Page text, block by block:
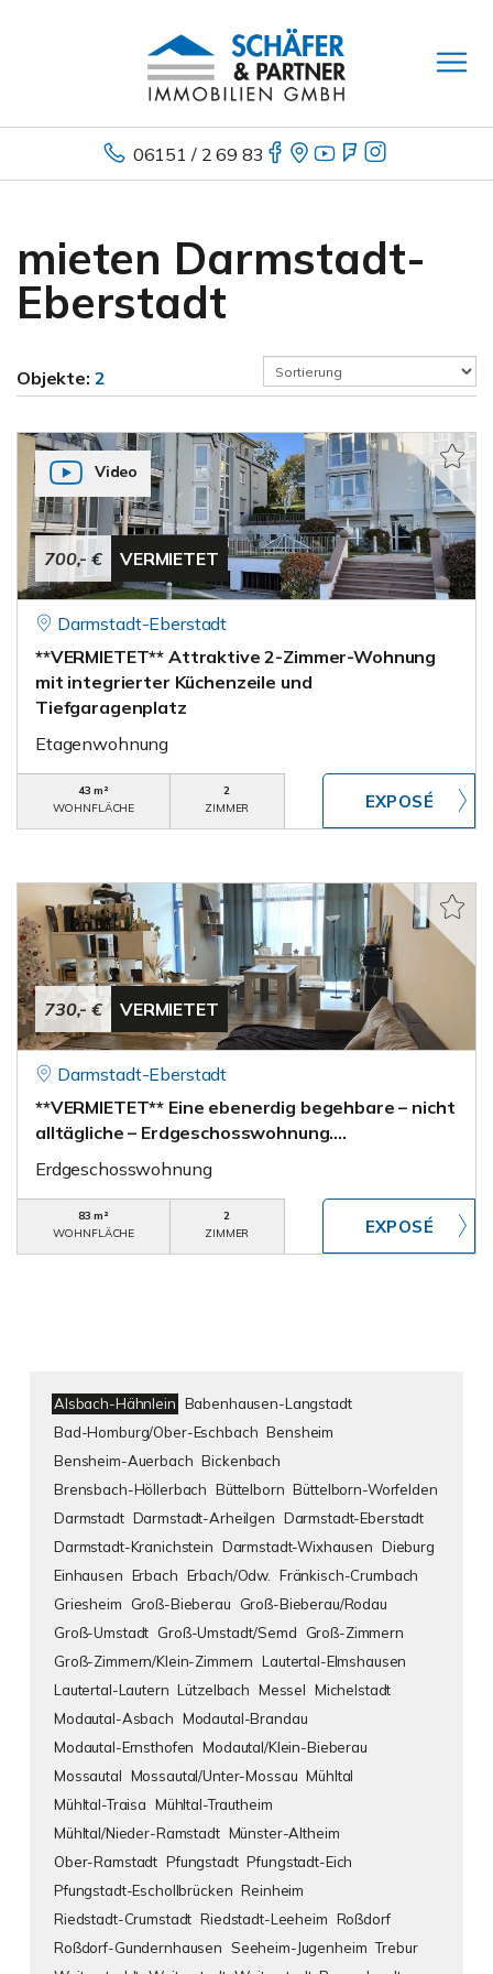
06151 / 2 69 83
mieten Darmstadt-
Eberstadt
Objekte: 2
700,- € VERMIETET
Video
Darmstadt-Eberstadt
**VERMIETET** Attraktive 2-Zimmer-Wohnung
mit integrierter Küchenzeile und
Tiefgaragenplatz
Etagenwohnung
43 m²
WOHNFLÄCHE
2
ZIMMER
730,- € VERMIETET
Darmstadt-Eberstadt
**VERMIETET** Eine ebenerdig begehbare – nicht
alltägliche – Erdgeschosswohnung….
Erdgeschosswohnung
83 m²
WOHNFLÄCHE
2
ZIMMER
Alsbach-Hähnlein Babenhausen-Langstadt
Bad-Homburg/Ober-Eschbach Bensheim
Bensheim-Auerbach Bickenbach
Brensbach-Höllerbach Büttelborn Büttelborn-Worfelden
Darmstadt Darmstadt-Arheilgen Darmstadt-Eberstadt
Darmstadt-Kranichstein Darmstadt-Wixhausen Dieburg
Einhausen Erbach Erbach/Odw.
Fränkisch-Crumbach
Griesheim
Groß-Bieberau
Groß-Bieberau/Rodau
Groß-Umstadt Groß-Umstadt/Semd
Groß-Zimmern
Groß-Zimmern/Klein-Zimmern Lautertal-Elmshausen
Lautertal-Lautern Lützelbach Messel Michelstadt
Modautal-Asbach Modautal-Brandau
Modautal-Ernsthofen Modautal/Klein-Bieberau
Mossautal Mossautal/Unter-Mossau Mühltal
Mühltal-Traisa Mühltal-Trautheim
Mühltal/Nieder-Ramstadt Münster-Altheim
Ober-Ramstadt Pfungstadt Pfungstadt-Eich
Pfungstadt-Eschollbrücken Reinheim
Riedstadt-Crumstadt Riedstadt-Leeheim Roßdorf
Roßdorf-Gundernhausen Seeheim-Jugenheim Trebur